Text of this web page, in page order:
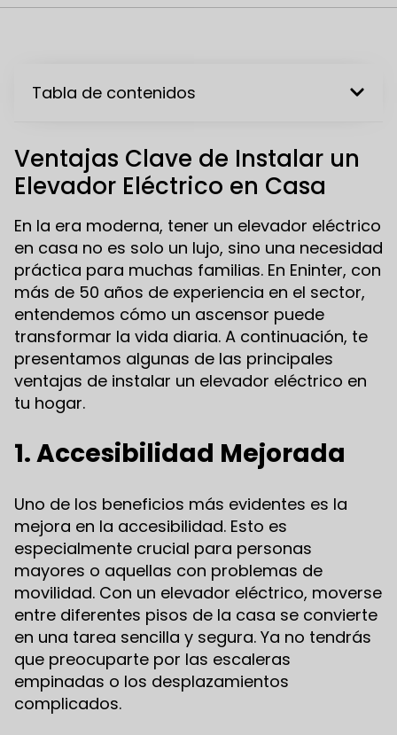
Tabla de contenidos
Ventajas Clave de Instalar un
Elevador Eléctrico en Casa
En la era moderna, tener un elevador eléctrico
en casa no es solo un lujo, sino una necesidad
práctica para muchas familias. En Eninter, con
más de 50 años de experiencia en el sector,
entendemos cómo un ascensor puede
transformar la vida diaria. A continuación, te
presentamos algunas de las principales
ventajas de instalar un elevador eléctrico en
tu hogar.
1. Accesibilidad Mejorada
Uno de los beneficios más evidentes es la
mejora en la accesibilidad. Esto es
especialmente crucial para personas
mayores o aquellas con problemas de
movilidad. Con un elevador eléctrico, moverse
entre diferentes pisos de la casa se convierte
en una tarea sencilla y segura. Ya no tendrás
que preocuparte por las escaleras
empinadas o los desplazamientos
complicados.